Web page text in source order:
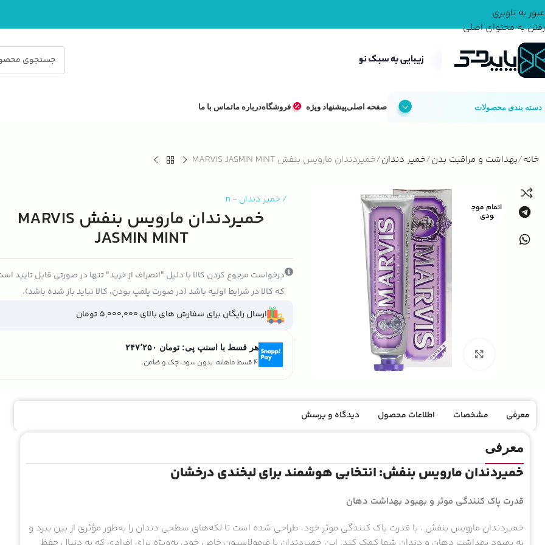
عبور به ناوبری
رفتن به محتوای اصلی
دسته بندی محصولات صفحه اصلیپیشنهاد ویژه فروشگاهدرباره ماتماس با ما
خانه بهداشت و مراقبت بدن خمیر دندان خمیردندان مارویس بنفش MARVIS JASMIN MINT
اتمام موج
ودی
بزرگنمایی تصویر
/ خمیر دندان-
n
خمیردندان مارویس بنفش MARVIS
JASMIN MINT
درخواست مرجوع کردن کالا با دلیل "انصراف از خرید" تنها در صورتی قابل تایید
که کالا در شرایط اولیه باشد (در صورت پلمپ بودن، کالا نباید باز شده باشد).
ارسال رایگان برای سفارش های بالای 5,000,000 تومان
هر قسط با اسنپ پی:تومان ۲۴۷٬۲۵۰
4 قسط ماهانه. بدون سود، چک و ضامن.
معرفی مشخصات اطلاعات محصول دیدگاه و پرسش
معرفی
خمیردندان مارویس بنفش: انتخابی هوشمند برای لبخندی درخشان
قدرت پاک کنندگی موثر و بهبود بهداشت دهان
خمیردندان مارویس بنفش ، با قدرت پاک کنندگی موثر خود، طراحی شده است تا لکه‌های سطحی دندان را به‌طور مؤثری از بین ببرد و